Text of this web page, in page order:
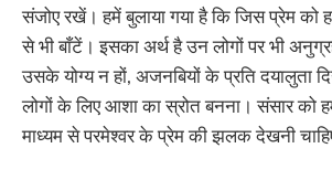
संजोए रखें। हमें बुलाया गया है कि जिस प्रेम को
से भी बाँटें। इसका अर्थ है उन लोगों पर भी
उसके योग्य न हों, अजनबियों के प्रति दयालुता
लोगों के लिए आशा का स्रोत बनना। संसार को
माध्यम से परमेश्वर के प्रेम की झलक देखनी